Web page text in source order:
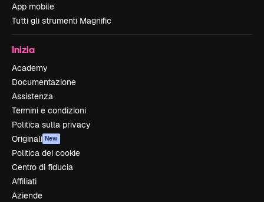
App mobile
Tutti gli strumenti Magnific
Inizia
Academy
Documentazione
Assistenza
Termini e condizioni
Politica sulla privacy
Originali New
Politica dei cookie
Centro di fiducia
Affiliati
Aziende